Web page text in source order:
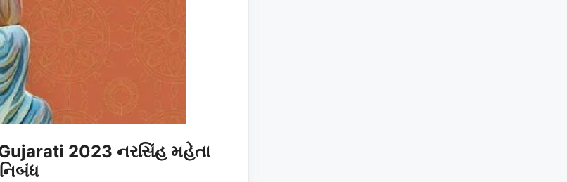
2023 નરસિંહ મહેતા